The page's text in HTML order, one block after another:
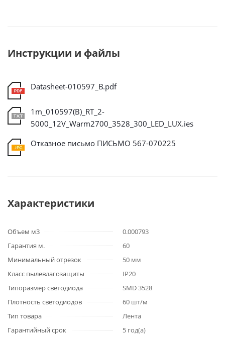
Инструкции и файлы
Datasheet-010597_B.pdf
1m_010597(B)_RT_2-
5000_12V_Warm2700_3528_300_LED_LUX.ies
Отказное письмо ПИСЬМО 567-070225
Характеристики
Объем м3
0.000793
Гарантия м.
60
Минимальный отрезок
50 мм
Класс пылевлагозащиты
IP20
Типоразмер светодиода
SMD 3528
Плотность светодиодов
60 шт/м
Тип товара
Лента
Гарантийный срок
5 год(а)